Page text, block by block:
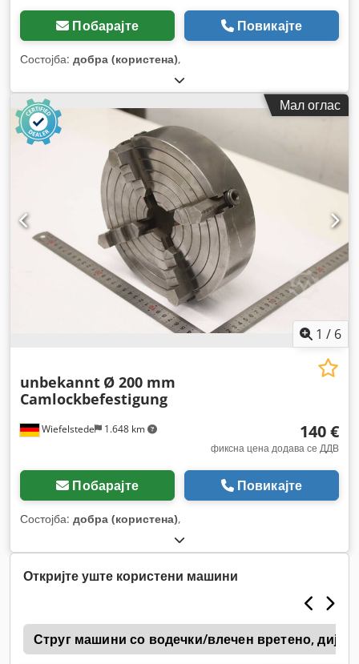
Побарајте Повикајте
Состојба: добра (користена),
Мал оглас
1 / 6
Wiefelstede 1.648 km
unbekannt Ø 200 mm
Camlockbefestigung
140 €
фиксна цена додава се ДДВ
Побарајте Повикајте
Состојба: добра (користена),
Откријте уште користени машини
Струг машини со водечки/влечен вретено,